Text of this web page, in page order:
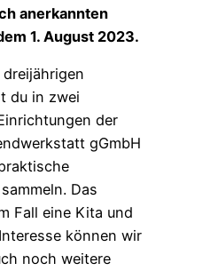
anerkannten
1. August 2023.
du in zwei
der
gGmbH
Das
Fall eine Kita und
können wir
noch weitere